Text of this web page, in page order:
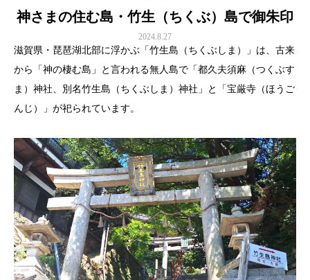
神さまの住む島・竹生（ちくぶ）島で御朱印
2024.8.27
滋賀県・琵琶湖北部に浮かぶ「竹生島（ちくぶしま）」は、古来
から「神の棲む島」と言われる無人島で「都久夫須麻（つくぶす
ま）神社、別名竹生島（ちくぶしま）神社」と「宝厳寺（ほうご
んじ）」が祀られています。